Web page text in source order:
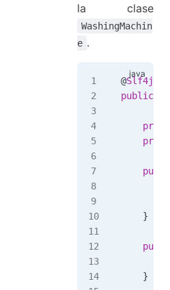
la clase
WashingMachin
e .
@Slf4j
public
    }
    }